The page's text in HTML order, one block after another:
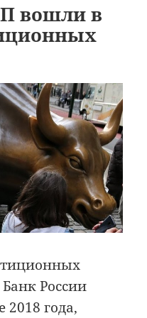
вошли в
России
2018 года,